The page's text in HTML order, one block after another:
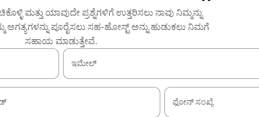
ಮತ್ತು ಯಾವುದೇ ಪ್ರಶ್ನೆಗಳಿಗೆ ಉತ್ತರಿಸಲು ನಾವು ನಿಮ್ಮನ್ನು
ಅಗತ್ಯಗಳನ್ನು ಪೂರೈಸಲು ಸಹ-ಹೋಸ್ಟ್ ಅನ್ನು ಹುಡುಕಲು ನಿಮಗೆ
ಸಹಾಯ ಮಾಡುತ್ತೇವೆ.
ಇಮೇಲ್
ಫೋನ್ ಸಂಖ್ಯೆ